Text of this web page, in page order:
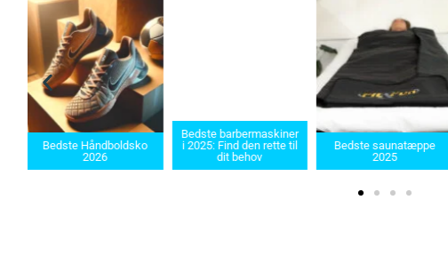
Bedste Håndboldsko
2026
Bedste barbermaskiner
i 2025: Find den rette til
dit behov
Bedste saunatæppe
2025